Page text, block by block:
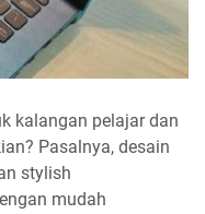
kalangan pelajar dan
Pasalnya, desain
stylish
mudah